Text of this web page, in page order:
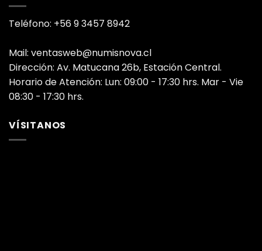
Teléfono: +56 9 3457 8942
Mail: ventasweb@numisnova.cl
Dirección: Av. Matucana 26b, Estación Central.
Horario de Atención: Lun: 09:00 - 17:30 hrs. Mar - Vie
08:30 - 17:30 hrs.
VÍSITANOS